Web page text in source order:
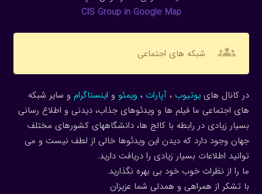
CIS Group in Google Map
groups شبکه های اجتماعی
در کانال هاییوتیوب ، آپارات ، ویمئو و اینستاگرام و سایر شبکه
های اجتماعی ما فیلم ها و ویدئوهای جذاب، دیدنی و اطلاع رسانی
بسیار زیادی در رابطه با کالج ها، دانشگاههای کشورهای مختلف
جهان وجود دارد که دیدن این ویدئوها خالی از لطف نیست و می
توانید اطلاعات بسیار زیادی را دریافت دارید.
ما را از نظرات خوب خود بی بهره نگذارید.
با تشکر از همراهی و همدلی شما عزیزان